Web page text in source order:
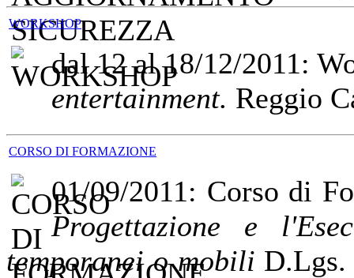
WORKSHOP
dal 12 al 18/12/2011:
entertainment. Reggio
CORSO DI FORMAZIONE
01/09/2011: Corso di
Progettazione e
temporanei o mobili